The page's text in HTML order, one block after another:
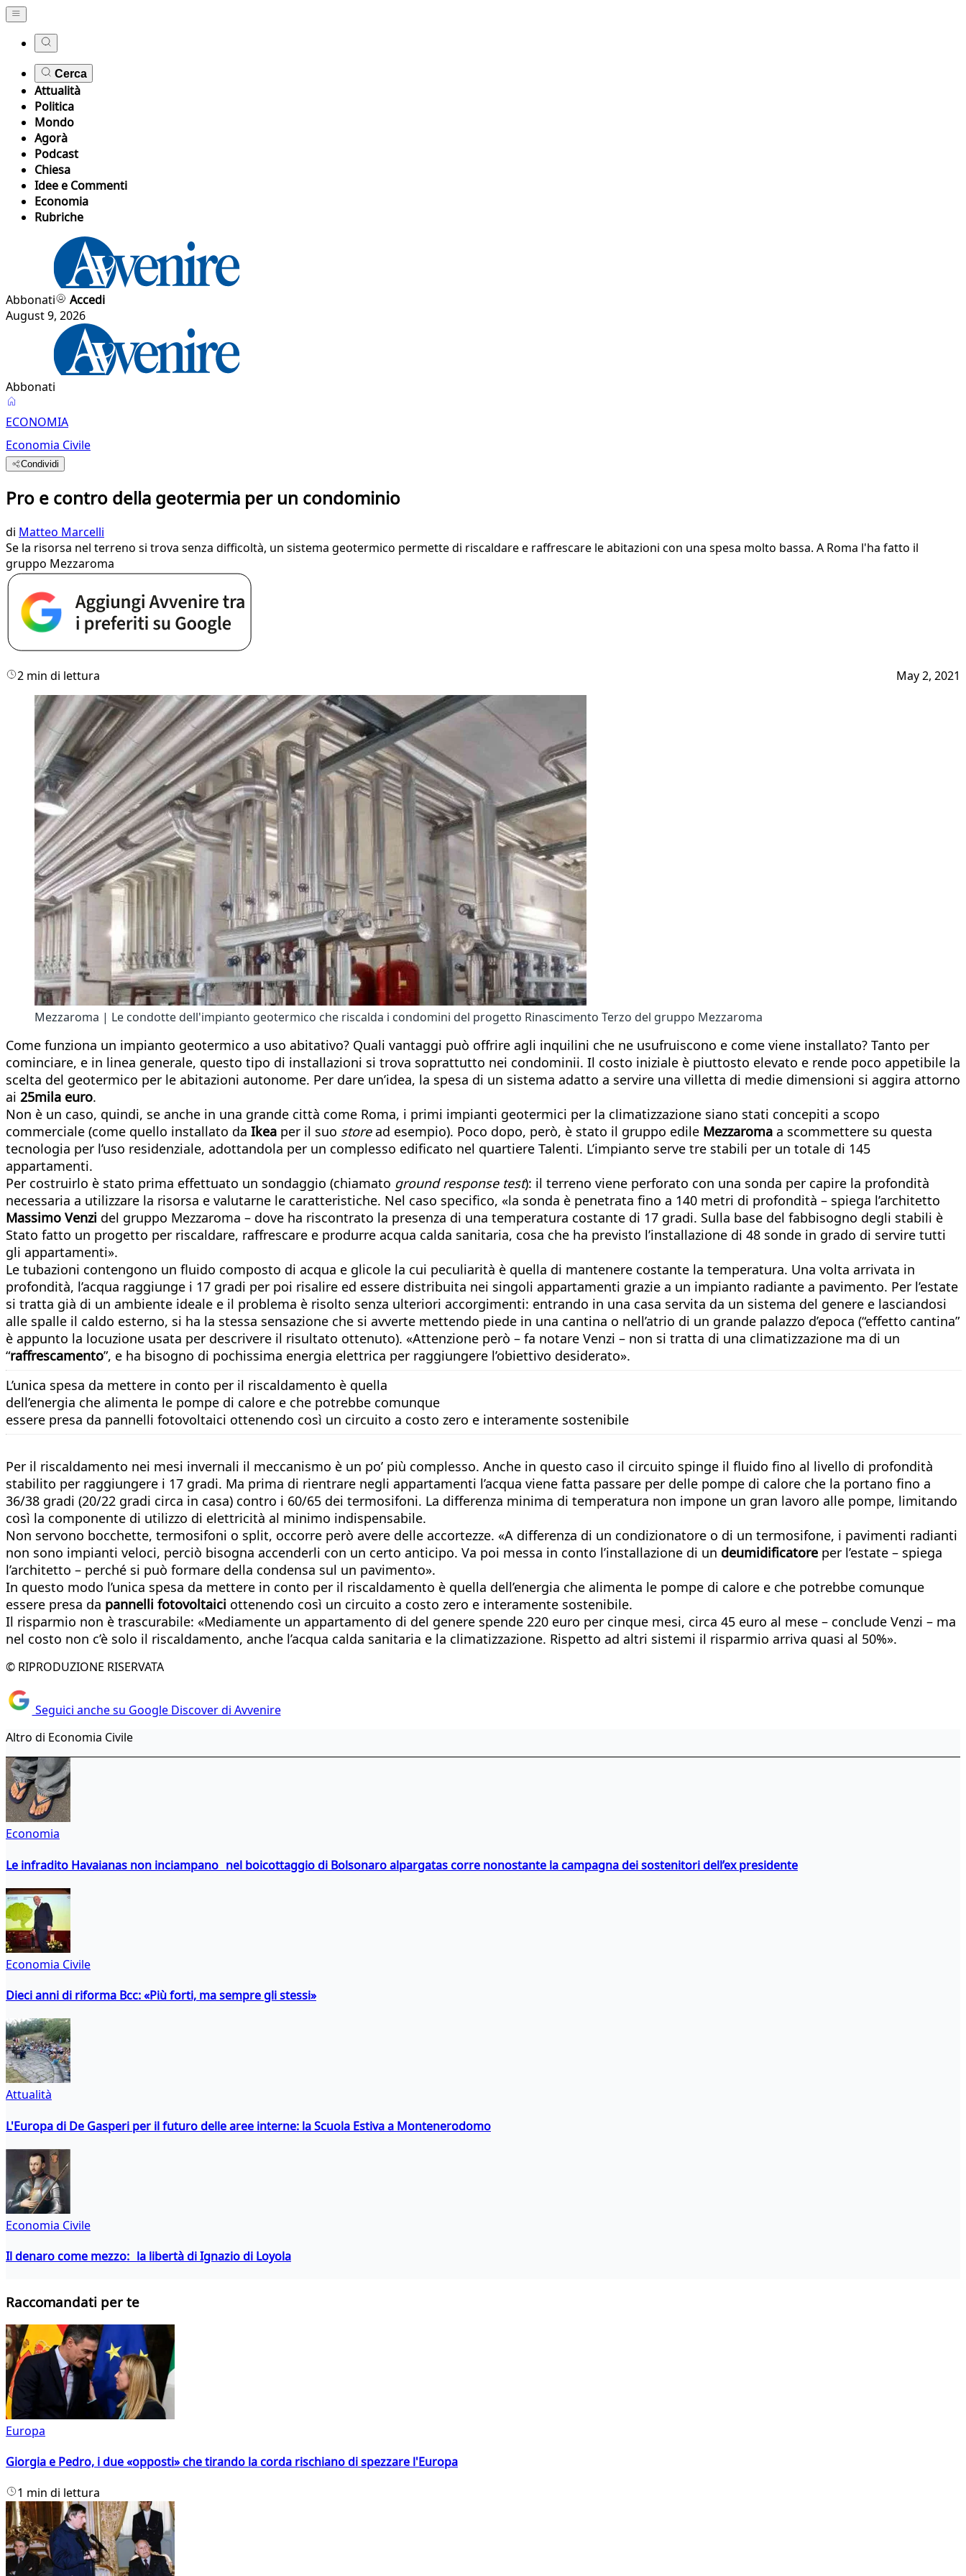
Cerca
Attualità
Politica
Mondo
Agorà
Podcast
Chiesa
Idee e Commenti
Economia
Rubriche
Abbonati
Accedi
August 9, 2026
Abbonati
ECONOMIA
Economia Civile
Condividi
Pro e contro della geotermia per un condominio
di Matteo Marcelli
Se la risorsa nel terreno si trova senza difficoltà, un sistema geotermico permette di riscaldare e raffrescare le abitazioni con una spesa molto bassa. A Roma l'ha fatto il
gruppo Mezzaroma
2 min di lettura May 2, 2021
Mezzaroma | Le condotte dell'impianto geotermico che riscalda i condomini del progetto Rinascimento Terzo del gruppo Mezzaroma
Come funziona un impianto geotermico a uso abitativo? Quali vantaggi può offrire agli inquilini che ne usufruiscono e come viene installato? Tanto per
cominciare, e in linea generale, questo tipo di installazioni si trova soprattutto nei condominii. Il costo iniziale è piuttosto elevato e rende poco appetibile la
scelta del geotermico per le abitazioni autonome. Per dare un’idea, la spesa di un sistema adatto a servire una villetta di medie dimensioni si aggira attorno
ai 25mila euro.
Non è un caso, quindi, se anche in una grande città come Roma, i primi impianti geotermici per la climatizzazione siano stati concepiti a scopo
commerciale (come quello installato da Ikea per il suo storead esempio). Poco dopo, però, è stato il gruppo edile Mezzaroma a scommettere su questa
tecnologia per l’uso residenziale, adottandola per un complesso edificato nel quartiere Talenti. L’impianto serve tre stabili per un totale di 145
appartamenti.
Per costruirlo è stato prima effettuato un sondaggio (chiamato ground response test): il terreno viene perforato con una sonda per capire la profondità
necessaria a utilizzare la risorsa e valutarne le caratteristiche. Nel caso specifico, «la sonda è penetrata fino a 140 metri di profondità – spiega l’architetto
Massimo Venzi del gruppo Mezzaroma – dove ha riscontrato la presenza di una temperatura costante di 17 gradi. Sulla base del fabbisogno degli stabili è
Stato fatto un progetto per riscaldare, raffrescare e produrre acqua calda sanitaria, cosa che ha previsto l’installazione di 48 sonde in grado di servire tutti
gli appartamenti».
Le tubazioni contengono un fluido composto di acqua e glicole la cui peculiarità è quella di mantenere costante la temperatura. Una volta arrivata in
profondità, l’acqua raggiunge i 17 gradi per poi risalire ed essere distribuita nei singoli appartamenti grazie a un impianto radiante a pavimento. Per l’estate
si tratta già di un ambiente ideale e il problema è risolto senza ulteriori accorgimenti: entrando in una casa servita da un sistema del genere e lasciandosi
alle spalle il caldo esterno, si ha la stessa sensazione che si avverte mettendo piede in una cantina o nell’atrio di un grande palazzo d’epoca (“effetto cantina”
è appunto la locuzione usata per descrivere il risultato ottenuto). «Attenzione però – fa notare Venzi – non si tratta di una climatizzazione ma di un
“raffrescamento”, e ha bisogno di pochissima energia elettrica per raggiungere l’obiettivo desiderato».
L’unica spesa da mettere in conto per il riscaldamento è quella
dell’energia che alimenta le pompe di calore e che potrebbe comunque
essere presa da pannelli fotovoltaici ottenendo così un circuito a costo zero e interamente sostenibile
Per il riscaldamento nei mesi invernali il meccanismo è un po’ più complesso. Anche in questo caso il circuito spinge il fluido fino al livello di profondità
stabilito per raggiungere i 17 gradi. Ma prima di rientrare negli appartamenti l’acqua viene fatta passare per delle pompe di calore che la portano fino a
36/38 gradi (20/22 gradi circa in casa) contro i 60/65 dei termosifoni. La differenza minima di temperatura non impone un gran lavoro alle pompe, limitando
così la componente di utilizzo di elettricità al minimo indispensabile.
Non servono bocchette, termosifoni o split, occorre però avere delle accortezze. «A differenza di un condizionatore o di un termosifone, i pavimenti radianti
non sono impianti veloci, perciò bisogna accenderli con un certo anticipo. Va poi messa in conto l’installazione di un deumidificatore per l’estate – spiega
l’architetto – perché si può formare della condensa sul un pavimento».
In questo modo l’unica spesa da mettere in conto per il riscaldamento è quella dell’energia che alimenta le pompe di calore e che potrebbe comunque
essere presa da pannelli fotovoltaici ottenendo così un circuito a costo zero e interamente sostenibile.
Il risparmio non è trascurabile: «Mediamente un appartamento di del genere spende 220 euro per cinque mesi, circa 45 euro al mese – conclude Venzi – ma
nel costo non c’è solo il riscaldamento, anche l’acqua calda sanitaria e la climatizzazione. Rispetto ad altri sistemi il risparmio arriva quasi al 50%».
© RIPRODUZIONE RISERVATA
Seguici anche su Google Discover di Avvenire
Altro di Economia Civile
Economia
Le infradito Havaianas non inciampano nel boicottaggio di Bolsonaro alpargatas corre nonostante la campagna dei sostenitori dell’ex presidente
Economia Civile
Dieci anni di riforma Bcc: «Più forti, ma sempre gli stessi»
Attualità
L'Europa di De Gasperi per il futuro delle aree interne: la Scuola Estiva a Montenerodomo
Economia Civile
Il denaro come mezzo: la libertà di Ignazio di Loyola
Raccomandati per te
Europa
Giorgia e Pedro, i due «opposti» che tirando la corda rischiano di spezzare l'Europa
1 min di lettura